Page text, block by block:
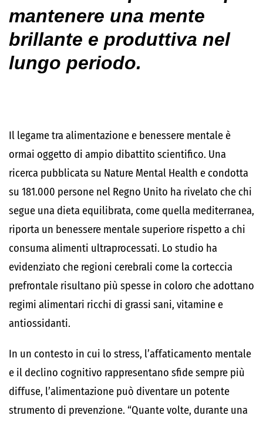
mantenere una mente
brillante e produttiva nel
lungo periodo.
Il legame tra alimentazione e benessere mentale è
ormai oggetto di ampio dibattito scientifico. Una
ricerca pubblicata su Nature Mental Health e condotta
su 181.000 persone nel Regno Unito ha rivelato che chi
segue una dieta equilibrata, come quella mediterranea,
riporta un benessere mentale superiore rispetto a chi
consuma alimenti ultraprocessati. Lo studio ha
evidenziato che regioni cerebrali come la corteccia
prefrontale risultano più spesse in coloro che adottano
regimi alimentari ricchi di grassi sani, vitamine e
antiossidanti.
In un contesto in cui lo stress, l’affaticamento mentale
e il declino cognitivo rappresentano sfide sempre più
diffuse, l’alimentazione può diventare un potente
strumento di prevenzione. “Quante volte, durante una